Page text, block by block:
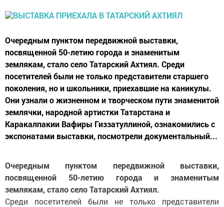
Очередным пунктом передвижной выставки,
посвященной 50-летию города и знаменитым
землякам, стало село Татарский Ахтиял. Среди
посетителей были не только представители старшего
поколения, но и школьники, приехавшие на каникулы.
Они узнали о жизненном и творческом пути знаменитой
землячки, народной артистки Татарстана и
Каракалпакии Вафиры Гиззатуллиной, ознакомились с
экспонатами выставки, посмотрели документальный...
Очередным пунктом передвижной выставки,
посвященной 50-летию города и знаменитым
землякам, стало село Татарский Ахтиял.
Среди посетителей были не только представители